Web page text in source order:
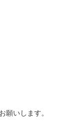
願いします。